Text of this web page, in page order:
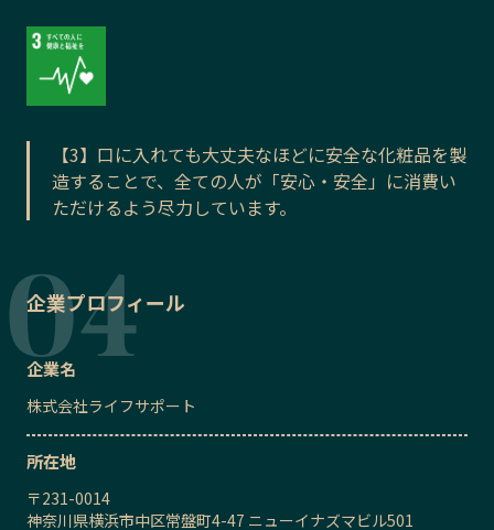
【3】口に入れても大丈夫なほどに安全な化粧品を製
造することで、全ての人が「安心・安全」に消費い
ただけるよう尽力しています。
企業プロフィール
企業名
株式会社ライフサポート
所在地
〒231-0014
神奈川県横浜市中区常盤町4-47 ニューイナズマビル501